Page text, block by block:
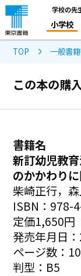
学校の先
小学校
TOP 一般書籍
この本の購
書籍名
新訂幼児教
のかかわり
柴崎正行，
ISBN：978-
定価1,650円
発売年月日
ページ数：
判型：B5